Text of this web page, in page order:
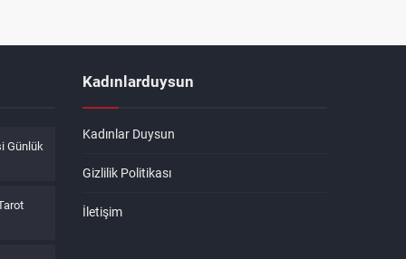
Günlük
Kadınlarduysun
Kadınlar Duysun
Gizlilik Politikası
İletişim